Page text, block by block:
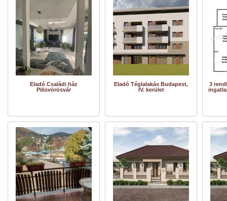
Eladó Családi ház
Pilisvörösvár
Eladó Téglalakás Budapest,
IV. kerület
3